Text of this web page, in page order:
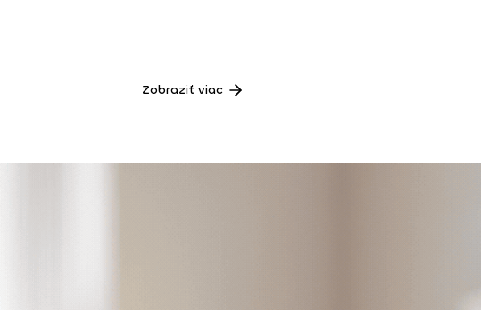
Zobraziť viac